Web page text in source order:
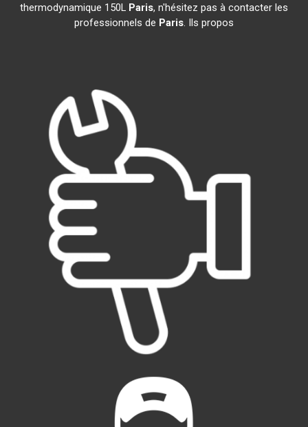
thermodynamique 150L Paris, n'hésitez pas à contacter les
professionnels de Paris. Ils propos